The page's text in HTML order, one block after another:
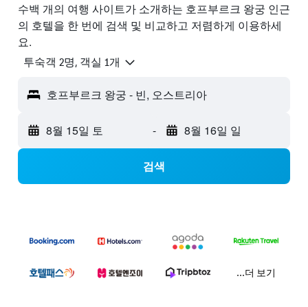
수백 개의 여행 사이트가 소개하는 호프부르크 왕궁 인근
의 호텔을 한 번에 검색 및 비교하고 저렴하게 이용하세
요.
​투숙객 2​명, ​객실 1개
호프부르크 왕궁 - 빈, 오스트리아
8월 15일 토 - 8월 16일 일
검색
...더 보기